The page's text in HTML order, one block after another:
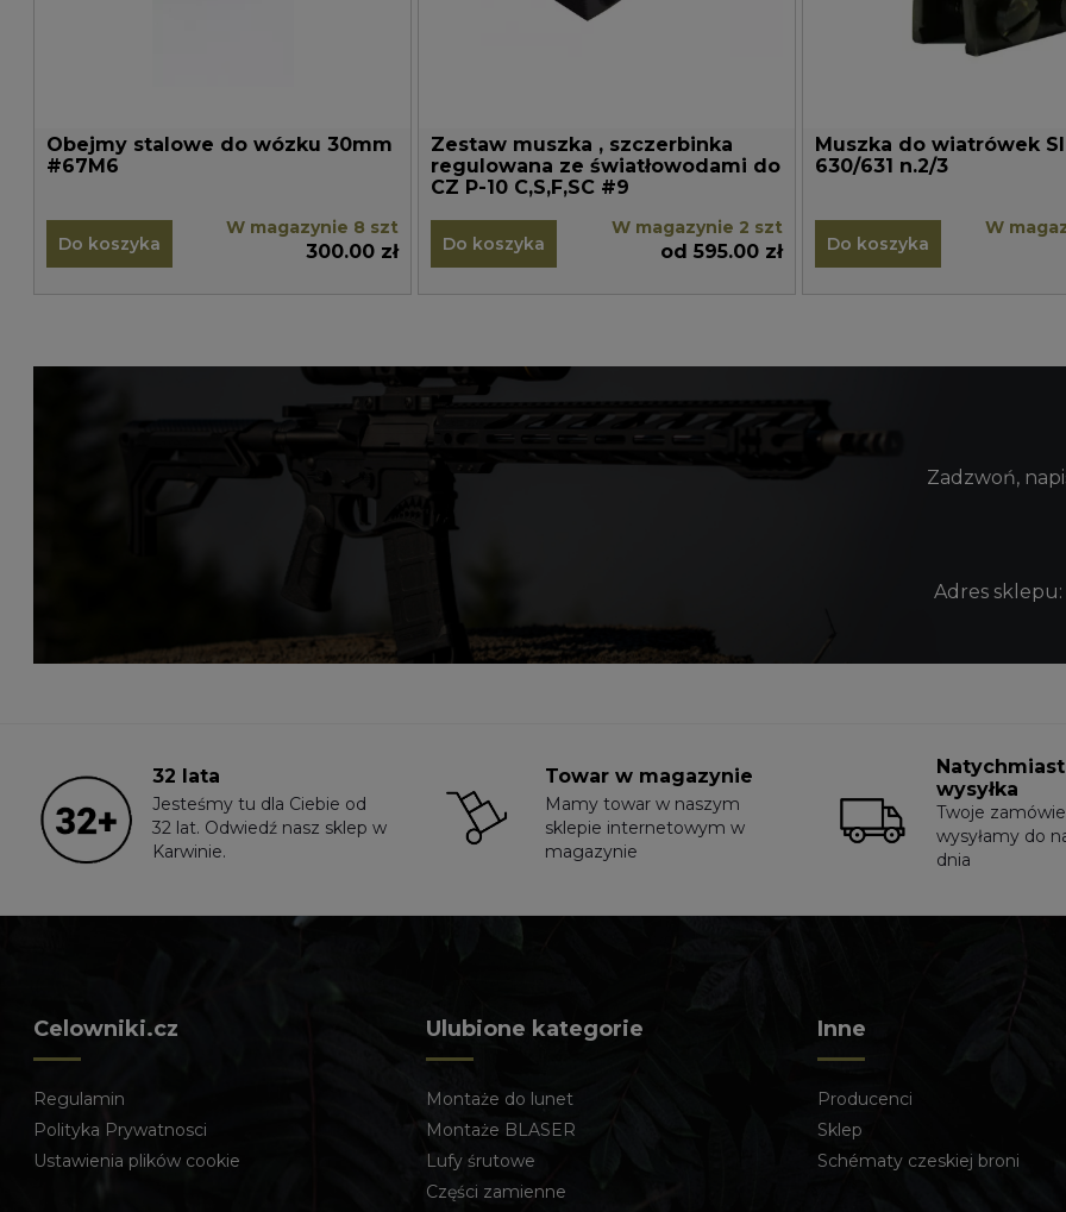
Obejmy stalowe do wózku 30mm
#67M6
Do koszyka
W magazynie 8 szt
300.00 zł
Zestaw muszka , szczerbinka
regulowana ze światłowodami do
CZ P-10 C,S,F,SC #9
Do koszyka
W magazynie 2 szt
od 595.00 zł
Muszka do wiatrówek
630/631 n.2/3
Do koszyka
W
Zadzwoń,
Adres sklepu:
32 lata
Jesteśmy tu dla Ciebie od
32 lat. Odwiedź nasz sklep w
Karwinie.
Towar w magazynie
Mamy towar w naszym
sklepie internetowym w
magazynie
wysyłka
Twoje
wysyłamy do
dnia
Celowniki.cz
Regulamin
Polityka Prywatnosci
Ustawienia plików cookie
Ulubione kategorie
Montaże do lunet
Montaże BLASER
Lufy śrutowe
Części zamienne
Inne
Producenci
Sklep
Schématy czeskiej broni